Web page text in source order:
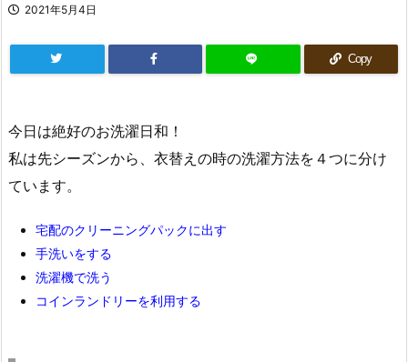
2021年5月4日
Copy
今日は絶好のお洗濯日和！
私は先シーズンから、衣替えの時の洗濯方法を４つに分け
ています。
宅配のクリーニングパックに出す
手洗いをする
洗濯機で洗う
コインランドリーを利用する